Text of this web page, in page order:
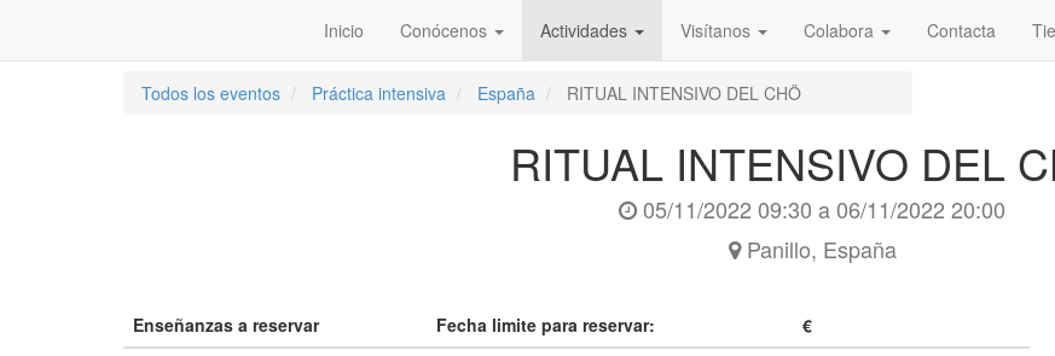
Inicio Conócenos Actividades Visítanos Colabora Contacta
Todos los eventos Práctica intensiva España RITUAL INTENSIVO DEL CHÖ
RITUAL INTENSIVO DEL
05/11/2022 09:30 a06/11/2022 20:00
Panillo, España
Enseñanzas a reservar Fecha limite para reservar: €